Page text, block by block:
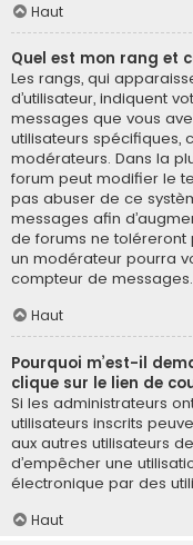
Haut
Quel est mon rang et
Les rangs, qui
d’utilisateur, indiquent
messages que vous
utilisateurs spécifiques,
modérateurs. Dans la
forum peut modifier le
pas abuser de ce
messages afin
de forums ne
un modérateur pourra
compteur de messages.
Haut
Pourquoi m’est-il
clique sur le lien de
Si les administrateurs
utilisateurs inscrits
aux autres utilisateurs
d’empêcher une
électronique par des
Haut